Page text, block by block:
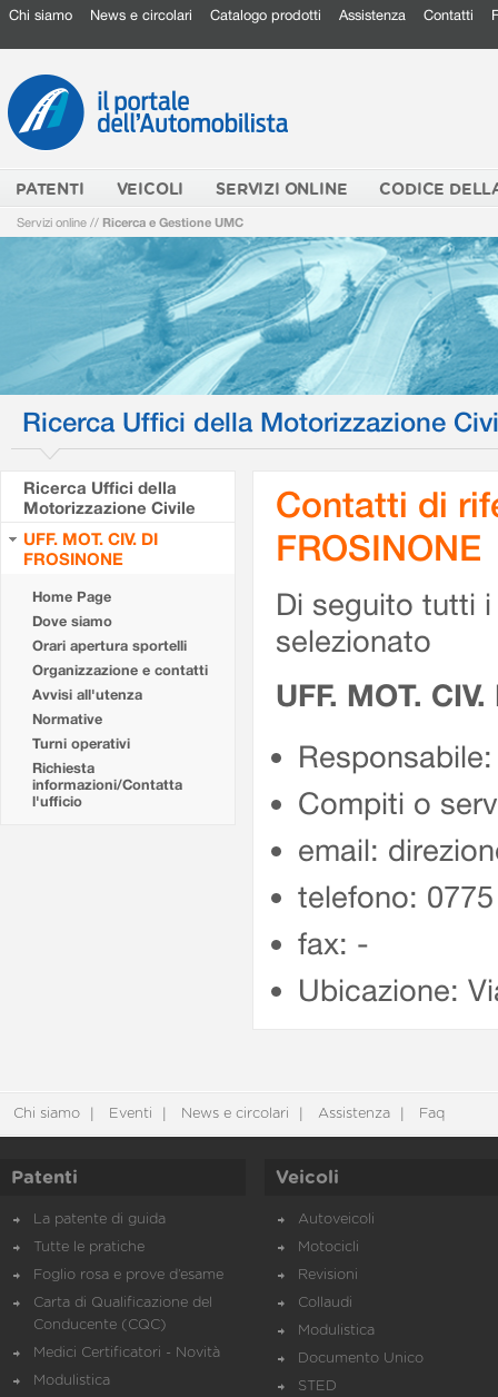
Chi siamo News e circolari Catalogo prodotti Assistenza Contatti
PATENTI VEICOLI SERVIZI ONLINE CODICE
Servizi online // Ricerca e Gestione UMC
Ricerca Uffici della Motorizzazione
Ricerca Uffici della
Motorizzazione Civile
UFF. MOT. CIV. DI
FROSINONE
Home Page
Dove siamo
Orari apertura sportelli
Organizzazione e contatti
Avvisi all'utenza
Normative
Turni operativi
Richiesta
informazioni/Contatta
l'ufficio
Contatti di
FROSINONE
Di seguito tutti
selezionato
UFF. MOT.
Compiti o
email:
telefono:
fax: -
Ubicazione:
Chi siamo Eventi News e circolari Assistenza Faq
Patenti
La patente di guida
Tutte le pratiche
Foglio rosa e prove d’esame
Carta di Qualificazione del
Conducente (CQC)
Medici Certificatori - Novità
Modulistica
Veicoli
Autoveicoli
Motocicli
Revisioni
Collaudi
Modulistica
Documento Unico
STED